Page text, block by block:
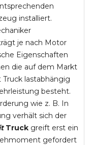
installiert.
je nach Motor
Eigenschaften
die auf dem Markt
lastabhängig
besteht.
wie z. B. In
verhält sich der
Truck greift erst ein
gefordert